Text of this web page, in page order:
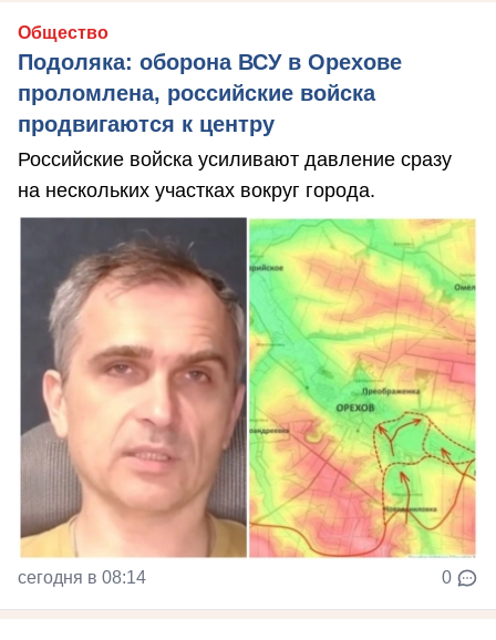
Общество
Подоляка: оборона ВСУ в Орехове
проломлена, российские войска
продвигаются к центру
Российские войска усиливают давление сразу
на нескольких участках вокруг города.
сегодня в 08:14 0